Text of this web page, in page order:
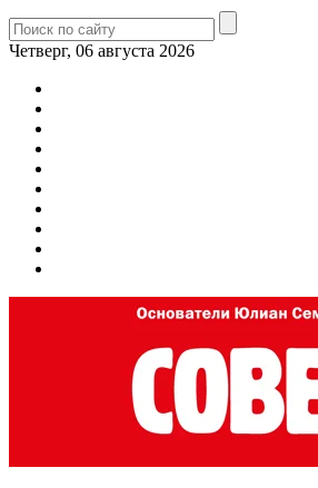
Четверг, 06 августа 2026